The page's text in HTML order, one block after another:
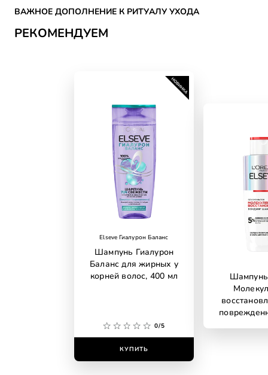
РЕКОМЕНДУЕМ
ВАЖНОЕ ДОПОЛНЕНИЕ К РИТУАЛУ УХОДА
Elseve Гиалурон Баланс
Шампунь Гиалурон
Баланс для жирных у
корней волос, 400 мл
0/5
КУПИТЬ
Шампунь